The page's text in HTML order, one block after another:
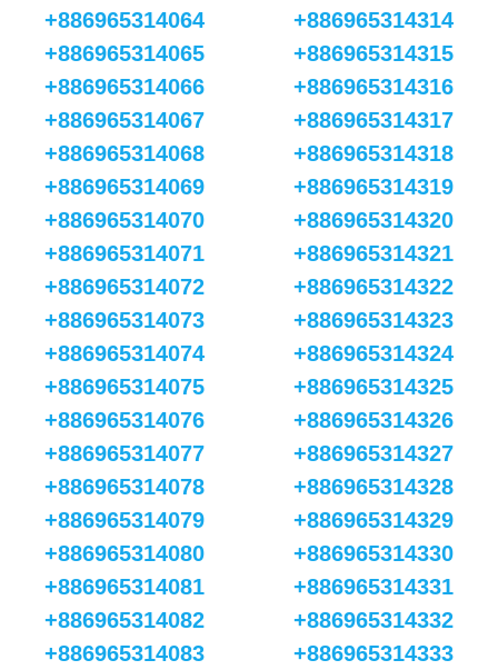
+886965314064
+886965314065
+886965314066
+886965314067
+886965314068
+886965314069
+886965314070
+886965314071
+886965314072
+886965314073
+886965314074
+886965314075
+886965314076
+886965314077
+886965314078
+886965314079
+886965314080
+886965314081
+886965314082
+886965314083
+886965314314
+886965314315
+886965314316
+886965314317
+886965314318
+886965314319
+886965314320
+886965314321
+886965314322
+886965314323
+886965314324
+886965314325
+886965314326
+886965314327
+886965314328
+886965314329
+886965314330
+886965314331
+886965314332
+886965314333